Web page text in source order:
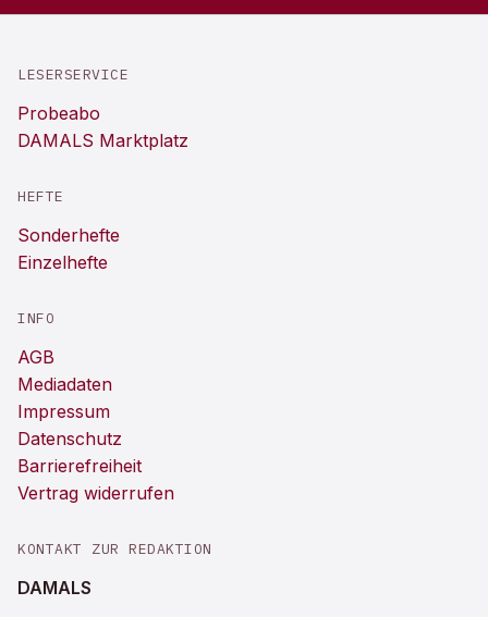
LESERSERVICE
Probeabo
DAMALS Marktplatz
HEFTE
Sonderhefte
Einzelhefte
INFO
AGB
Mediadaten
Impressum
Datenschutz
Barrierefreiheit
Vertrag widerrufen
KONTAKT ZUR REDAKTION
DAMALS